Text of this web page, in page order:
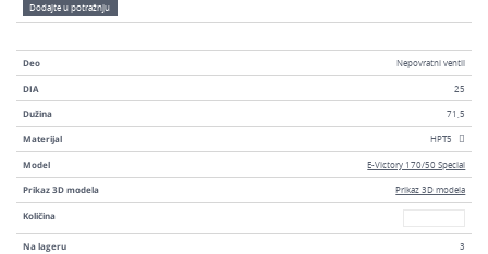
Dodajte u potražnju
Deo Nepovratni ventil
DIA 25
Dužina 71,5
Materijal HPT5
Model E-Victory 170/50 Special
Prikaz 3D modela Prikaz 3D modela
Količina
Na lageru 3